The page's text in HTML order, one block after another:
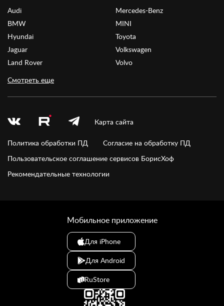
Audi
BMW
Hyundai
Jaguar
Land Rover
Mercedes-Benz
MINI
Toyota
Volkswagen
Volvo
Смотреть еще
Карта сайта
Политика обработки ПД
Согласие на обработку ПД
Пользовательское соглашение сервисов БорисХоф
Рекомендательные технологии
Мобильное приложение
Для iPhone
Для Android
RuStore